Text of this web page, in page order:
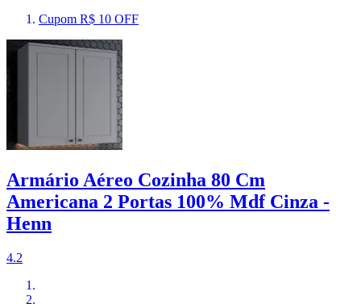
Cupom R$ 10 OFF
Armário Aéreo Cozinha 80 Cm
Americana 2 Portas 100% Mdf Cinza -
Henn
4.2